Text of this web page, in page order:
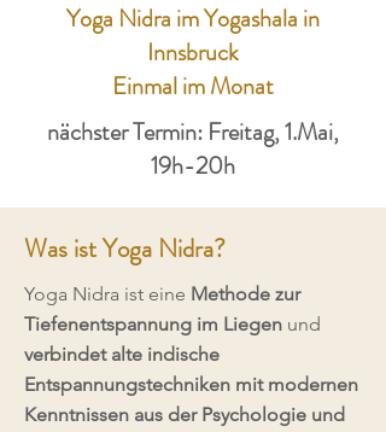
Yoga Nidra im Yogashala in
Innsbruck
Einmal im Monat
nächster Termin: Freitag, 1.Mai,
19h-20h
Was ist Yoga Nidra?
Yoga Nidra ist eine Methode zur
Tiefenentspannung im Liegen und
verbindet alte indische
Entspannungstechniken mit modernen
Kenntnissen aus der Psychologie und